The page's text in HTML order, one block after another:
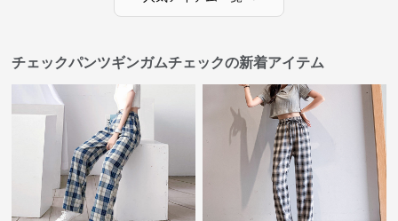
チェックパンツギンガムチェックの新着アイテム